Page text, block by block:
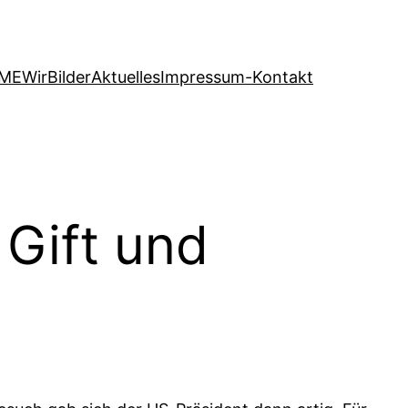
WirBilderAktuellesImpressum-Kontakt
und